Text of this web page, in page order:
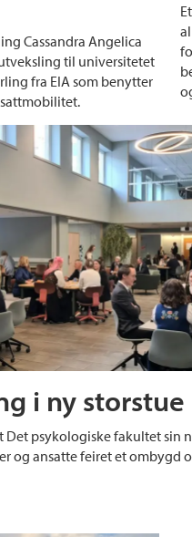
Cassandra Angelica
til universitetet
fra EIA som benytter
i ny storstue
Det psykologiske fakultet sin
og ansatte feiret et ombygd